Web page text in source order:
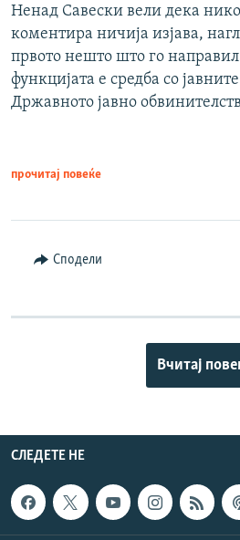
Ненад Савески вели дека
коментира ничија изјава,
првото нешто што го
функцијата е средба со
Државното јавно
прочитај повеќе
Сподели
Вчитај
СЛЕДЕТЕ НЕ